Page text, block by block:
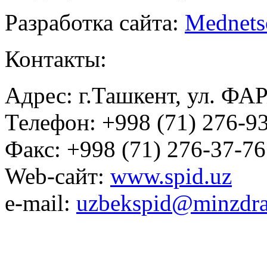
Разработка сайта:
Контакты:
Адрес: г.Ташкент, ул.
Телефон: +998 (71) 276-
Факс: +998 (71) 276-37-76
Web-сайт: www.spid.uz
e-mail: